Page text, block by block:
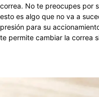
correa. No te preocupes por
esto es algo que no va a
presión para su
te permite cambiar la correa